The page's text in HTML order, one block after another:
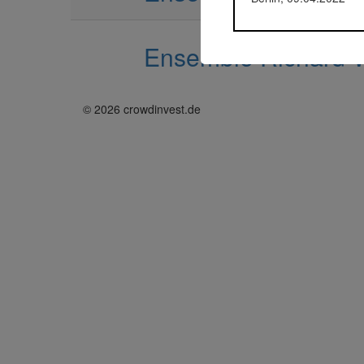
Ensemble Richard-
© 2026 crowdinvest.de